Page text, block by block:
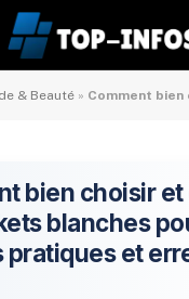
& Beauté » Comment bien choisir et entretenir ses
bien choisir
blanches
pratiques et